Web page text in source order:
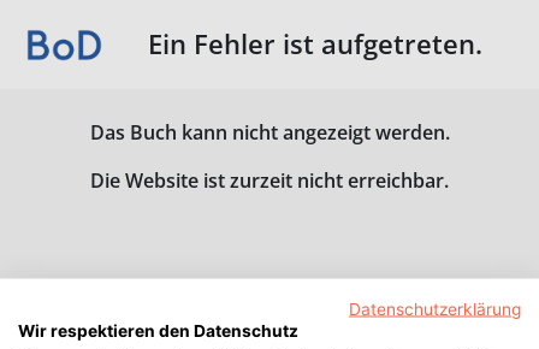
Ein Fehler ist aufgetreten.
Das Buch kann nicht angezeigt werden.
Die Website ist zurzeit nicht erreichbar.
Datenschutzerklärung
Wir respektieren den Datenschutz